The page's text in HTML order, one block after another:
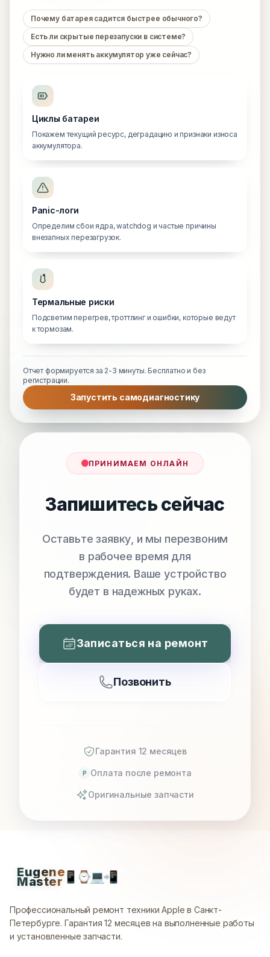
Почему батарея садится быстрее обычного?
Есть ли скрытые перезапуски в системе?
Нужно ли менять аккумулятор уже сейчас?
Циклы батареи
Покажем текущий ресурс, деградацию и признаки износа
аккумулятора.
Panic-логи
Определим сбои ядра, watchdog и частые причины
внезапных перезагрузок.
Термальные риски
Подсветим перегрев, троттлинг и ошибки, которые ведут
к тормозам.
Отчет формируется за 2-3 минуты. Бесплатно и без
регистрации.
Запустить самодиагностику
ПРИНИМАЕМ ОНЛАЙН
Запишитесь сейчас
Оставьте заявку, и мы перезвоним
в рабочее время для
подтверждения. Ваше устройство
будет в надежных руках.
Записаться на ремонт
Позвонить
Гарантия 12 месяцев
P Оплата после ремонта
Оригинальные запчасти
Eugene
Master📱 ⌚💻📲
Профессиональный ремонт техники Apple в Санкт-
Петербурге. Гарантия 12 месяцев на выполненные работы
и установленные запчасти.